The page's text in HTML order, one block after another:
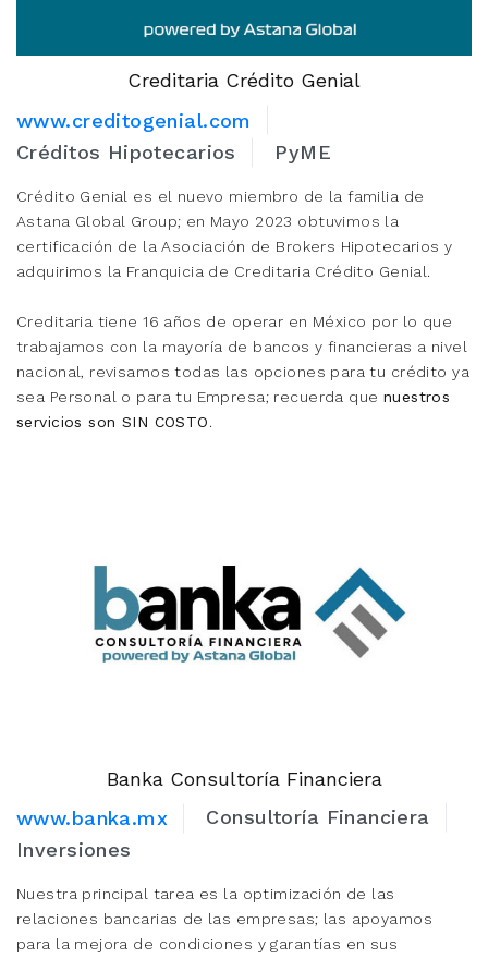
Creditaria Crédito Genial
www.creditogenial.com
Créditos Hipotecarios
PyME
Crédito Genial es el nuevo miembro de la familia de
Astana Global Group; en Mayo 2023 obtuvimos la
certificación de la Asociación de Brokers Hipotecarios y
adquirimos la Franquicia de Creditaria Crédito Genial.
Creditaria tiene 16 años de operar en México por lo que
trabajamos con la mayoría de bancos y financieras a nivel
nacional, revisamos todas las opciones para tu crédito ya
sea Personal o para tu Empresa; recuerda que nuestros
servicios son SIN COSTO.
Banka Consultoría Financiera
www.banka.mx
Consultoría Financiera
Inversiones
Nuestra principal tarea es la optimización de las
relaciones bancarias de las empresas; las apoyamos
para la mejora de condiciones y garantías en sus